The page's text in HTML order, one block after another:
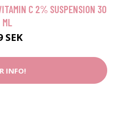
C 2% SUSPENSION 30
ML
SEK
INFO!